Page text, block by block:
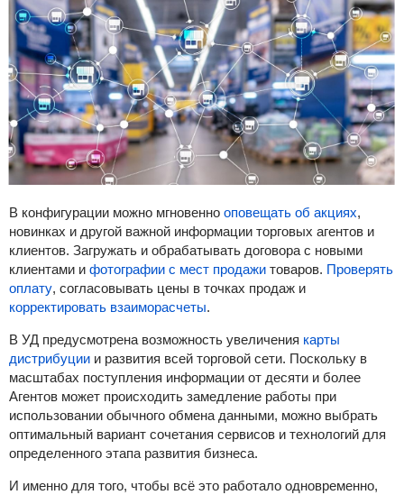
В конфигурации можно мгновенно оповещать об акциях,
новинках и другой важной информации торговых агентов и
клиентов. Загружать и обрабатывать договора с новыми
клиентами и фотографии с мест продажитоваров. Проверять
оплату, согласовывать цены в точках продаж и
корректировать взаиморасчеты.
В УД предусмотрена возможность увеличения карты
дистрибуциии развития всей торговой сети. Поскольку в
масштабах поступления информации от десяти и более
Агентов может происходить замедление работы при
использовании обычного обмена данными, можно выбрать
оптимальный вариант сочетания сервисов и технологий для
определенного этапа развития бизнеса.
И именно для того, чтобы всё это работало одновременно,